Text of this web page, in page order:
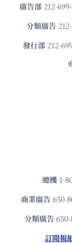
廣告部212-
分類廣告
發⾏部 212-
總機 1-
商業廣告 650-
分類廣告
訂閱報